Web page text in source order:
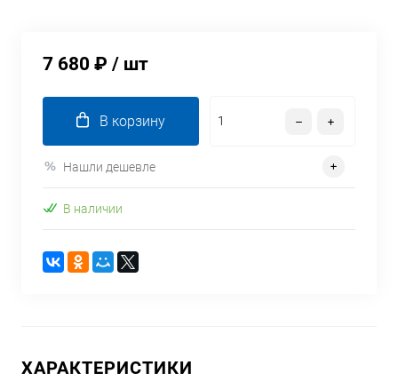
7 680 ₽ / шт
В корзину
Нашли дешевле
В наличии
ХАРАКТЕРИСТИКИ